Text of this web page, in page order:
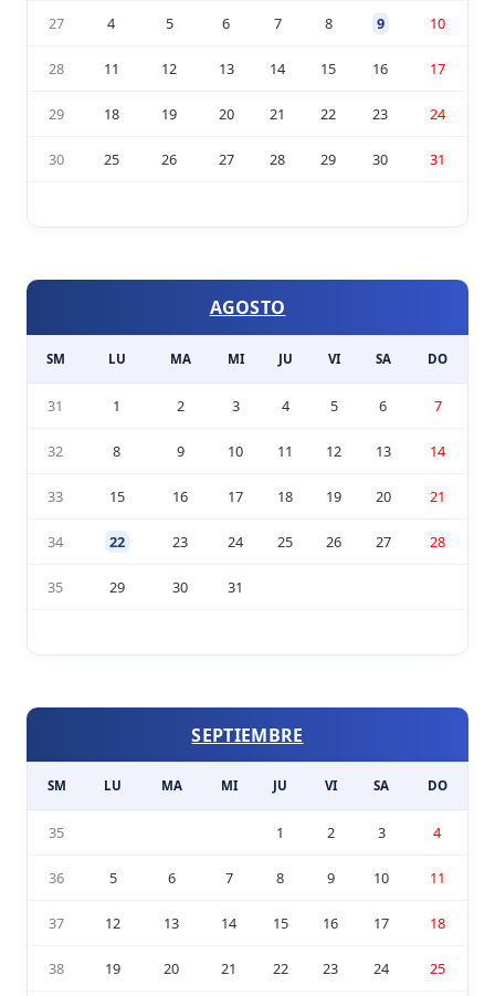
27 4 5 6 7 8 9 10
28 11 12 13 14 15 16 17
29 18 19 20 21 22 23 24
30 25 26 27 28 29 30 31
AGOSTO
SM LU MA MI JU VI SA DO
31 1 2 3 4 5 6 7
32 8 9 10 11 12 13 14
33 15 16 17 18 19 20 21
34 22 23 24 25 26 27 28
35 29 30 31
SEPTIEMBRE
SM LU MA MI JU VI SA DO
35 1 2 3 4
36 5 6 7 8 9 10 11
37 12 13 14 15 16 17 18
38 19 20 21 22 23 24 25